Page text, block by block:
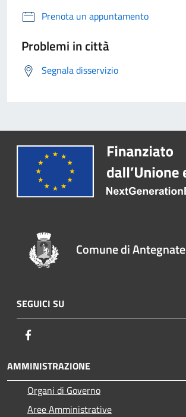
Prenota un appuntamento
Problemi in città
Segnala disservizio
Comune di Antegnate
SEGUICI SU
AMMINISTRAZIONE
Organi di Governo
Aree Amministrative